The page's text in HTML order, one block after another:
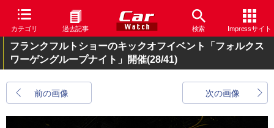
カテゴリ 過去記事 検索 Impressサイト
フランクフルトショーのキックオフイベント「フォルクス
ワーゲングループナイト」開催(28/41)
前の画像 次の画像